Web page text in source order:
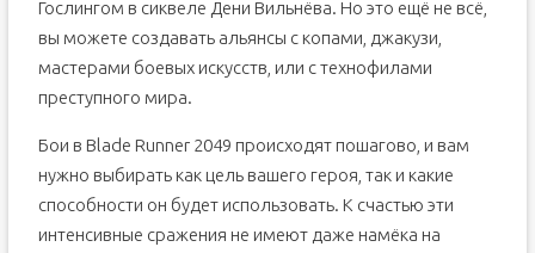
Гослингом в сиквеле Дени Вильнёва. Но это ещё не всё,
вы можете создавать альянсы с копами, джакузи,
мастерами боевых искусств, или с технофилами
преступного мира.
Бои в Blade Runner 2049 происходят пошагово, и вам
нужно выбирать как цель вашего героя, так и какие
способности он будет использовать. К счастью эти
интенсивные сражения не имеют даже намёка на